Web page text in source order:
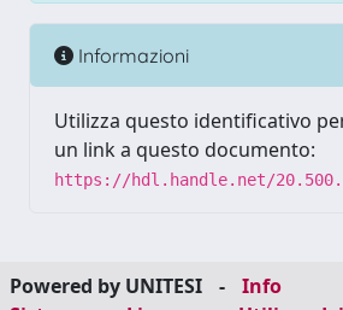
Informazioni
Utilizza questo identificativo
un link a questo documento:
https://hdl.handle.net/
Powered by UNITESI -
Info